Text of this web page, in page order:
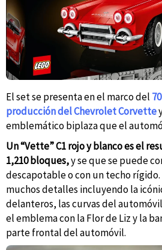
El set se presenta en el marco del
producción del Chevrolet Corvette
emblemático biplaza que el
Un “Vette” C1 rojo y blanco es el
1,210 bloques,y se que se puede
descapotable o con un techo
muchos detalles incluyendo la
delanteros, las curvas del
el emblema con la Flor de Liz y la
parte frontal del automóvil.